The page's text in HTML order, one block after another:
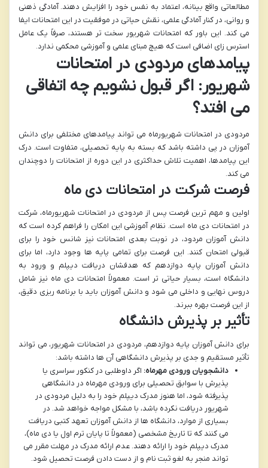
مطالعاتی واقع بینانه، اعتماد به نفس خود را افزایش دهند. آمادگی ذهنی
و روانی، در کنار آمادگی علمی، نقش حیاتی در موفقیت در این امتحانات ایفا
می کند. این باور که امتحانات شهریور سخت تر هستند، صرفاً یک عامل
استرس زای اضافی است که هیچ مبنای علمی و آموزشی محکمی ندارد.
پیامدهای مردودی در امتحانات
شهریور: اگر قبول نشویم چه اتفاقی
می افتد؟
مردودی در امتحانات شهریورماه می تواند پیامدهای مختلفی برای دانش
آموزان در پی داشته باشد که بسته به پایه تحصیلی، متفاوت است. درک
این پیامدها، اهمیت تلاش حداکثری در این دوره از امتحانات را دوچندان
می کند.
فرصت شرکت در امتحانات دی ماه
اولین و مهم ترین فرصت پس از مردودی در امتحانات شهریورماه، شرکت
در امتحانات دی ماه است. نظام آموزشی این امکان را فراهم کرده است که
دانش آموزان مردود، در نوبت بعدی امتحانات نیز شانس خود را برای
قبولی امتحان کنند. این فرصت برای تمامی پایه ها وجود دارد، اما برای
دانش آموزان پایه دوازدهم که هدفشان دریافت دیپلم و ورود به
دانشگاه است، بسیار حیاتی تر است. معمولاً امتحانات دی ماه نیز شامل
دروس نهایی و داخلی می شود و دانش آموزان باید با برنامه ریزی دقیق،
از این فرصت بهره ببرند.
تأثیر بر پذیرش دانشگاه
برای دانش آموزان پایه دوازدهم، مردودی در امتحانات شهریور، می تواند
تأثیر مستقیم و جدی بر پذیرش دانشگاهی آن ها داشته باشد:
دانشجویان ورودی مهرماه: اگر داوطلبی در کنکور سراسری یا
پذیرش با سوابق تحصیلی برای ورودی مهرماه در دانشگاهی
پذیرفته شود، اما هنوز مدرک دیپلم خود را به دلیل مردودی در
شهریور دریافت نکرده باشد، با مشکل مواجه خواهد شد. در
بسیاری از موارد، دانشگاه ها از دانش آموزان تعهد کتبی دریافت
می کنند که تا تاریخ مشخصی (معمولاً تا پایان ترم اول یا دی ماه)،
مدرک دیپلم خود را ارائه دهند. عدم ارائه مدرک در مهلت مقرر می
تواند منجر به لغو ثبت نام و از دست دادن فرصت تحصیل شود.